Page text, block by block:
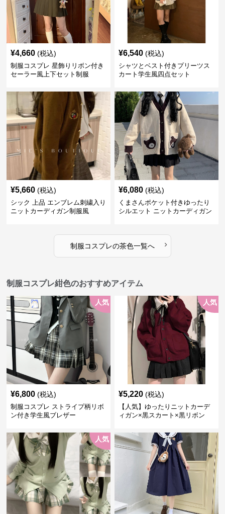
¥4,660 (税込)
制服コスプレ 星飾りリボン付き
セーラー風上下セット制服
¥6,540 (税込)
シャツとベスト付きプリーツス
カート学生風四点セット
¥5,660 (税込)
シック 上品 エンブレム刺繍入り
ニットカーディガン制服風
¥6,080 (税込)
くまさんポケット付きゆったり
シルエット ニットカーディガン
制服コスプレの茶色一覧へ ›
制服コスプレ紺色のおすすめアイテム
人気
¥6,800 (税込)
制服コスプレ ストライプ柄リボ
ン付き学生風ブレザー
人気
¥5,220 (税込)
【人気】ゆったりニットカーデ
ィガン×黒スカート×黒リボン
人気